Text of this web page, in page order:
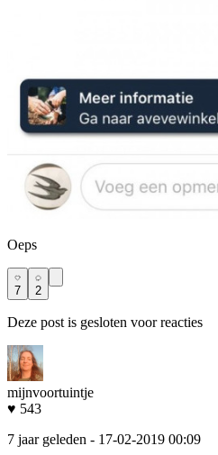
Oeps
7 2
Deze post is gesloten voor reacties
mijnvoortuintje
♥ 543
7 jaar geleden - 17-02-2019 00:09